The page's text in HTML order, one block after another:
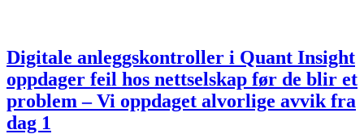
Digitale anleggskontroller i Quant Insight
oppdager feil hos nettselskap før de blir et
problem – Vi oppdaget alvorlige avvik fra
dag 1